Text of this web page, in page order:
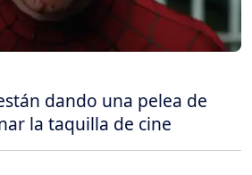
dando una pelea de
la taquilla de cine